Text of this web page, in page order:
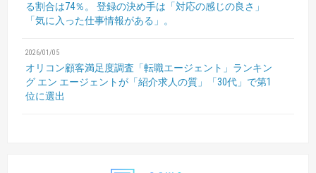
る割合は74％。
登録の決め手は「対応の感じの良さ」
「気に入った仕事情報がある」。
2026/01/05
オリコン顧客満足度調査「転職エージェント」ランキン
グ エン エージェントが「紹介求人の質」「30代」で第1
位に選出